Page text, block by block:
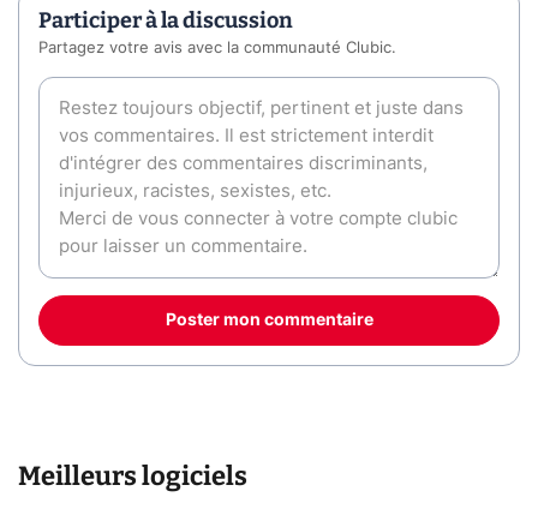
Participer à la discussion
Partagez votre avis avec la communauté Clubic.
Poster mon commentaire
Meilleurs logiciels